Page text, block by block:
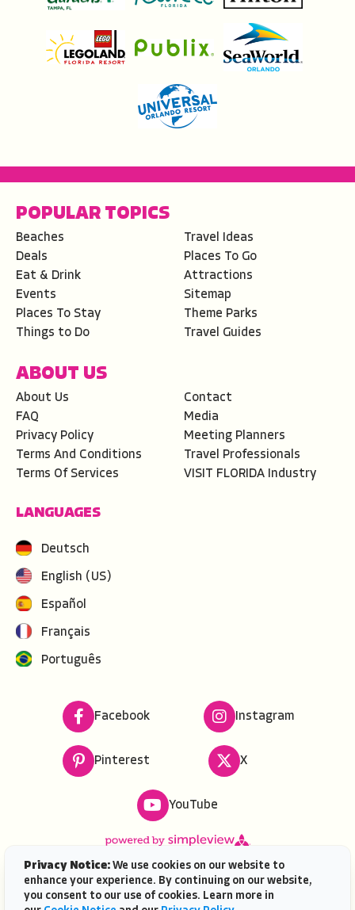
POPULAR TOPICS
Beaches
Deals
Eat & Drink
Events
Places To Stay
Things to Do
Travel Ideas
Places To Go
Attractions
Sitemap
Theme Parks
Travel Guides
ABOUT US
About Us
FAQ
Privacy Policy
Terms And Conditions
Terms Of Services
Contact
Media
Meeting Planners
Travel Professionals
VISIT FLORIDA Industry
LANGUAGES
Deutsch
English (US)
Español
Français
Português
Facebook Instagram
Pinterest X
YouTube
Copyright ©2026VISIT FLORIDA. All rights reserved.
VISIT FLORIDA® is a service mark of the Florida Tourism
Privacy Notice: We use cookies on our website to
enhance your experience. By continuing on our website,
you consent to our use of cookies. Learn more in